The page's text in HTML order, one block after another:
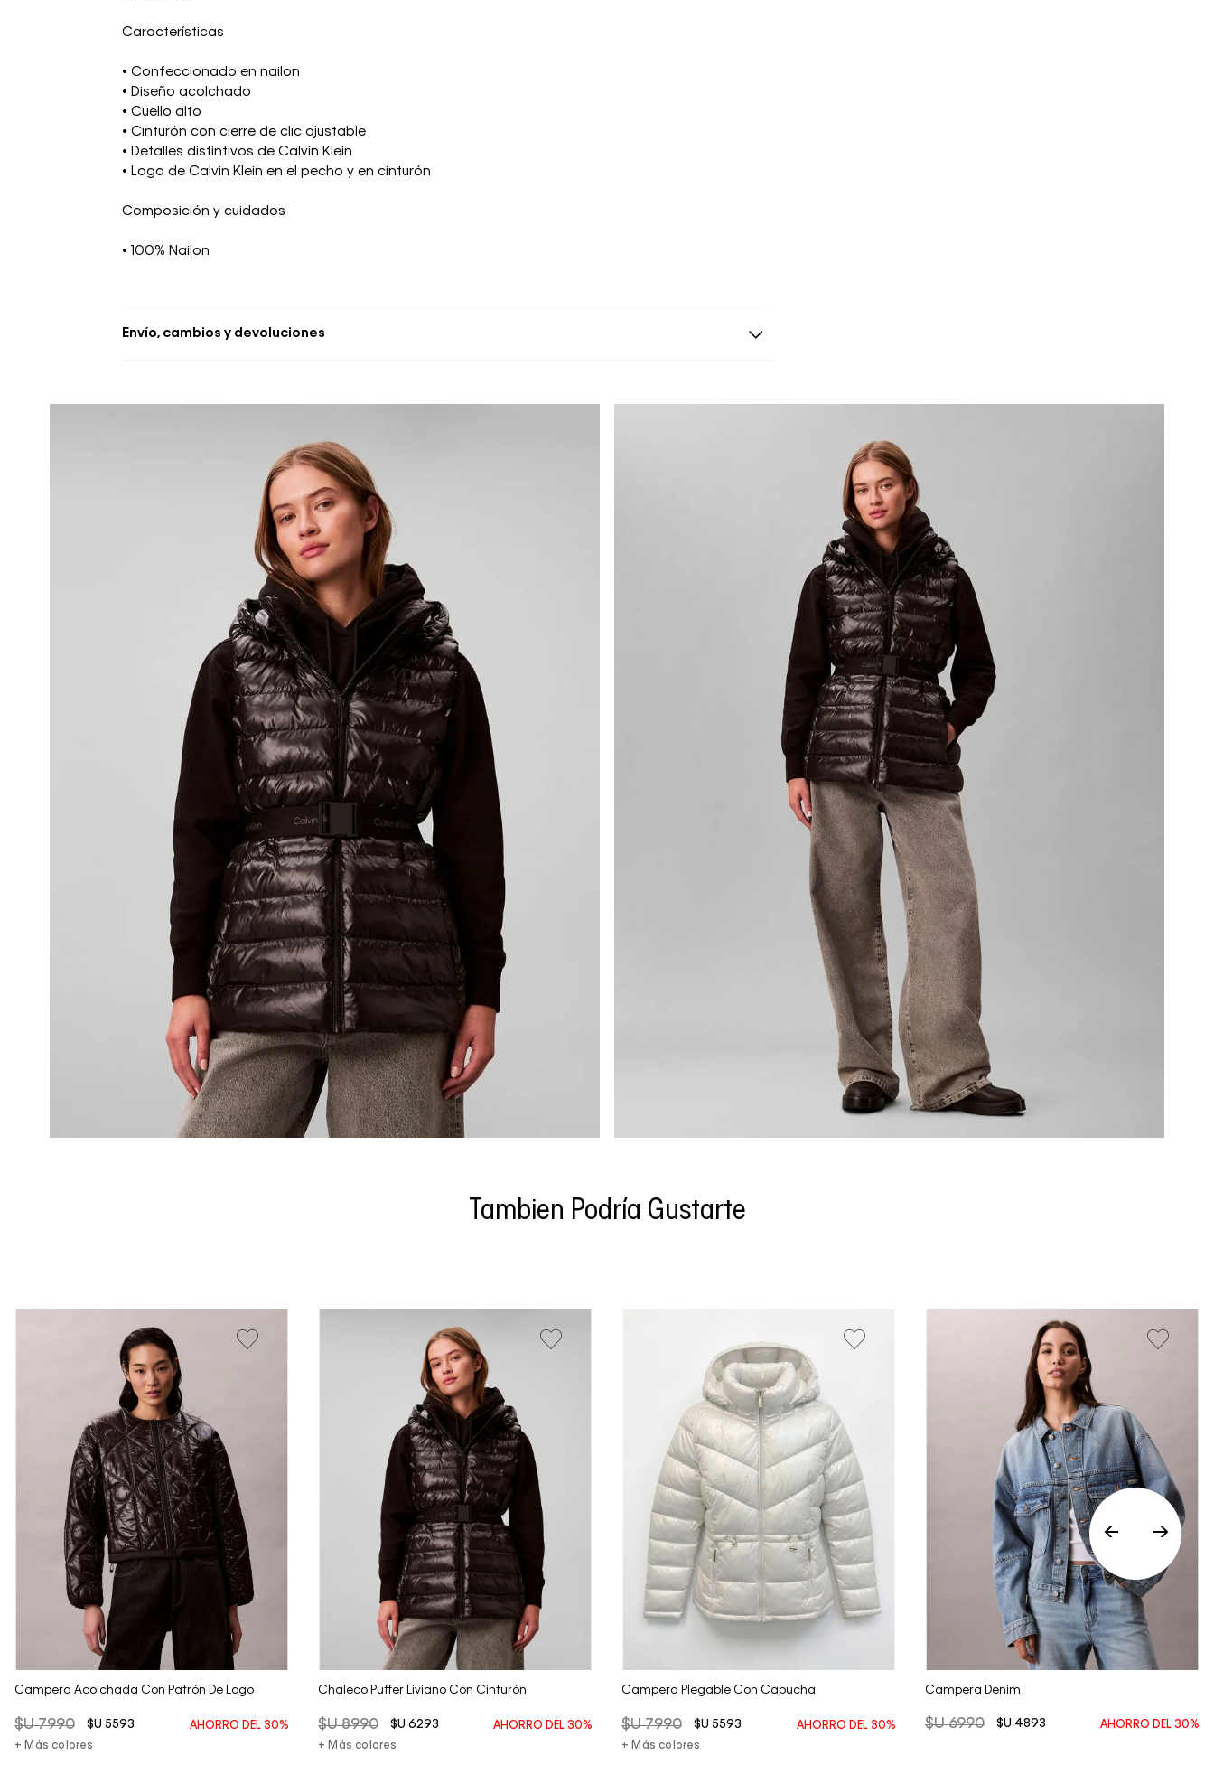
Características
• Confeccionado en nailon
• Diseño acolchado
• Cuello alto
• Cinturón con cierre de clic ajustable
• Detalles distintivos de Calvin Klein
• Logo de Calvin Klein en el pecho y en cinturón
Composición y cuidados
• 100% Nailon
Envío, cambios y devoluciones
pudiendo tomar hasta 10 días hábiles.
• El plazo para la devolución de compra por derecho a retracto es de hasta 10 días contados
desde la recepción del producto.
Tambien Podría Gustarte
Vista Rápida
Campera Acolchada Con Patrón De Logo
$U 7990 $U 5593 AHORRO DEL 30%
+ Más colores
Vista Rápida
Chaleco Puffer Liviano Con Cinturón
$U 8990 $U 6293 AHORRO DEL 30%
+ Más colores
Campera Plegable Con Capucha
$U 7990 $U 5593 AHORRO DEL 30%
+ Más colores
Vista Rápida
Campera Denim
$U 6990 $U 4893 AHORRO DEL 30%